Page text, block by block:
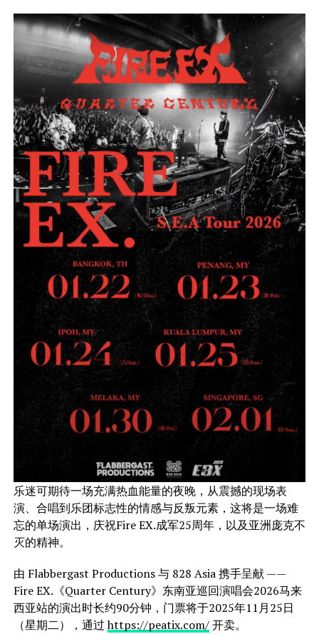
乐迷可期待一场充满热血能量的夜晚，从震撼的现场表
演、合唱到乐团标志性的情感与反叛元素，这将是一场难
忘的单场演出，庆祝Fire EX.成军25周年，以及亚洲庞克不
灭的精神。
由 Flabbergast Productions 与 828 Asia 携手呈献 ——
Fire EX.《Quarter Century》东南亚巡回演唱会2026马来
西亚站的演出时长约90分钟，门票将于2025年11月25日
（星期二），通过https://peatix.com/开卖。